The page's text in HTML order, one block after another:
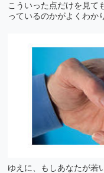
こういった点だけを見て
っているのかがよくわか
ゆえに、もしあなたが若